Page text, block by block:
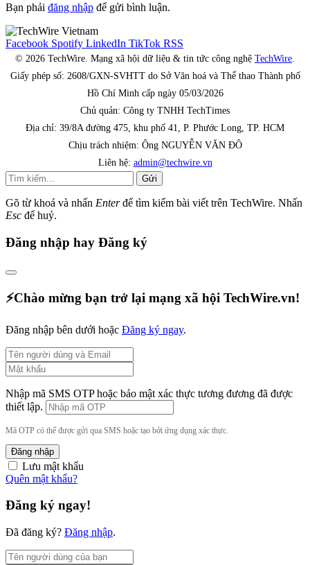
Bạn phải đăng nhập để gửi bình luận.
Facebook Spotify LinkedIn TikTok RSS
© 2026 TechWire. Mạng xã hội dữ liệu & tin tức công nghệ TechWire
Giấy phép số: 2608/GXN-SVHTT do Sở Văn hoá và Thể thao Thành phố
Hồ Chí Minh cấp ngày 05/03/2026
Chủ quản: Công ty TNHH TechTimes
Địa chỉ: 39/8A đường 475, khu phố 41, P. Phước Long, TP. HCM
Chịu trách nhiệm: Ông NGUYỄN VĂN ĐÔ
Liên hệ: admin@techwire.vn
Gửi
Gõ từ khoá và nhấn Enterđể tìm kiếm bài viết trên TechWire. Nhấn
Esc để huỷ.
Đăng nhập hay Đăng ký
⚡️Chào mừng bạn trở lại mạng xã hội TechWire.vn!
Đăng nhập bên dưới hoặc Đăng ký ngay.
Nhập mã SMS OTP hoặc bảo mật xác thực tương đương đã được
thiết lập.
Mã OTP có thể được gửi qua SMS hoặc tạo bởi ứng dụng xác thực.
Đăng nhập
Lưu mật khẩu
Quên mật khẩu?
Đăng ký ngay!
Đã đăng ký? Đăng nhập.